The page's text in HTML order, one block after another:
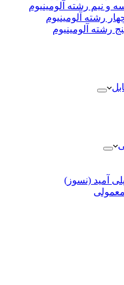
و نیم رشته آلومینیوم
رشته آلومینیوم
رشته آلومینیوم
آمید (نسوز)